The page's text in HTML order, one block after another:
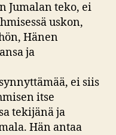
Jumalan teko, ei
uskon,
Hänen
ja
ei siis
itse
tekijänä ja
Hän antaa